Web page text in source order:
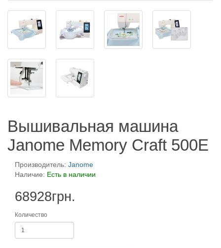
Вышивальная машина
Janome Memory Craft 500E
Производитель: Janome
Наличие: Есть в наличии
68928грн.
Количество